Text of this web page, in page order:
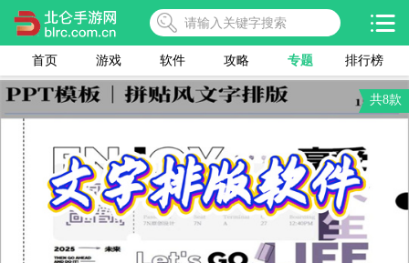
首页 游戏 软件 攻略 专题 排行榜
共8款